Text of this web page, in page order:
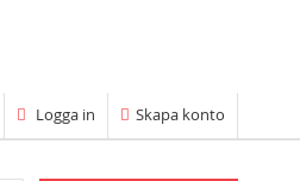
Logga in Skapa konto